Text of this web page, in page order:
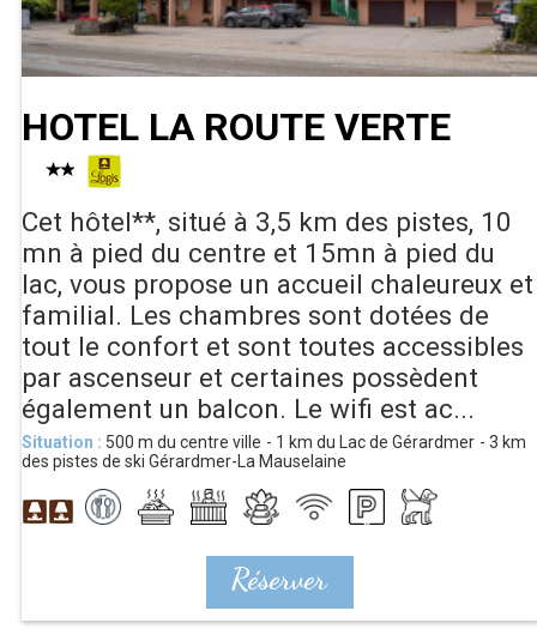
HOTEL LA ROUTE VERTE
Cet hôtel**, situé à 3,5 km des pistes, 10
mn à pied du centre et 15mn à pied du
lac, vous propose un accueil chaleureux et
familial. Les chambres sont dotées de
tout le confort et sont toutes accessibles
par ascenseur et certaines possèdent
également un balcon. Le wifi est ac...
Situation : 500 m du centre ville 1 km du Lac de Gérardmer 3 km
des pistes de ski Gérardmer-La Mauselaine
Réserver